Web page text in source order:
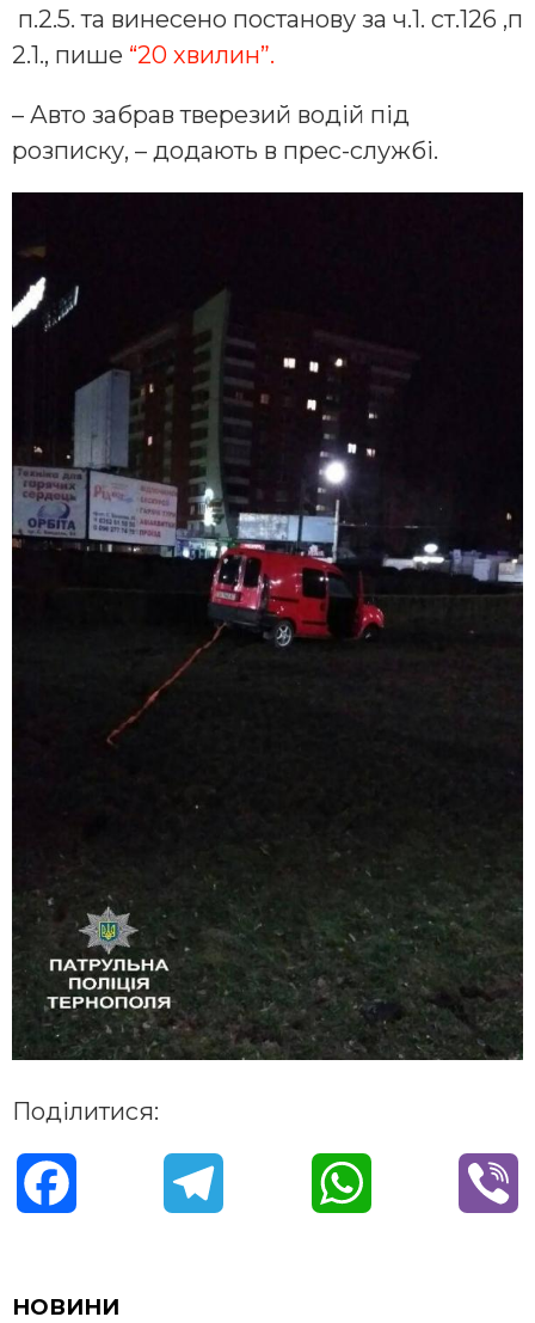
п.2.5. та винесено постанову за ч.1. ст.126 ,п
2.1., пише “20 хвилин”.
– Авто забрав тверезий водій під
розписку, – додають в прес-службі.
Поділитися:
c
НОВИНИ